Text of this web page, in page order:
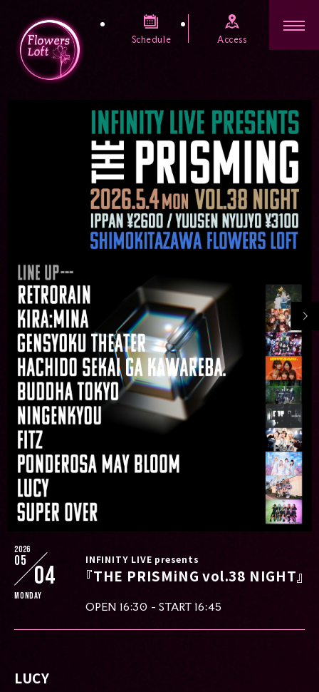
Schedule Access
2026
05
04
Monday
INFINITY LIVE presents
『THE PRISMiNG vol.38 NIGHT』
OPEN 16:30 - START 16:45
LUCY